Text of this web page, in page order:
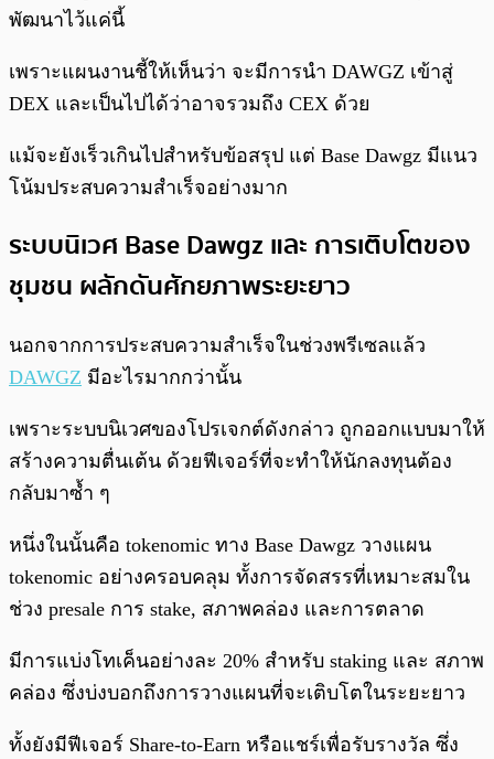
พัฒนาไว้แค่นี้
เพราะแผนงานชี้ให้เห็นว่า จะมีการนำ DAWGZ เข้าสู่
DEX และเป็นไปได้ว่าอาจรวมถึง CEX ด้วย
แม้จะยังเร็วเกินไปสำหรับข้อสรุป แต่ Base Dawgz มีแนว
โน้มประสบความสำเร็จอย่างมาก
ระบบนิเวศ Base Dawgz และ การเติบโตของ
ชุมชน ผลักดันศักยภาพระยะยาว
นอกจากการประสบความสำเร็จในช่วงพรีเซลแล้ว
DAWGZ มีอะไรมากกว่านั้น
เพราะระบบนิเวศของโปรเจกต์ดังกล่าว ถูกออกแบบมาให้
สร้างความตื่นเต้น ด้วยฟีเจอร์ที่จะทำให้นักลงทุนต้อง
กลับมาซ้ำ ๆ
หนึ่งในนั้นคือ tokenomic ทาง Base Dawgz วางแผน
tokenomic อย่างครอบคลุม ทั้งการจัดสรรที่เหมาะสมใน
ช่วง presale การ stake, สภาพคล่อง และการตลาด
มีการแบ่งโทเค็นอย่างละ 20% สำหรับ staking และ สภาพ
คล่อง ซึ่งบ่งบอกถึงการวางแผนที่จะเติบโตในระยะยาว
ทั้งยังมีฟีเจอร์ Share-to-Earn หรือแชร์เพื่อรับรางวัล ซึ่ง